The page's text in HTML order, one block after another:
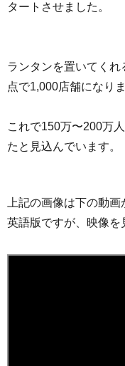
タートさせました。
ランタンを置いてく
点で1,000店舗になりま
これで150万〜200万
たと見込んでいます。
上記の画像は下の動画
英語版ですが、映像を